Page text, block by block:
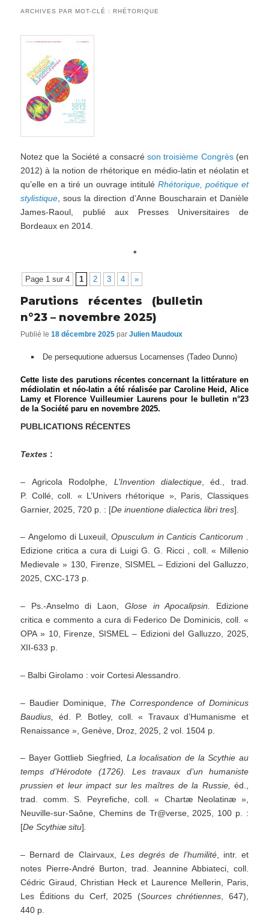
ARCHIVES PAR MOT-CLÉ : RHÉTORIQUE
Notez que la Société a consacré son troisième Congrès(en
2012) à la notion de rhétorique en médio-latin et néolatin et
qu’elle en a tiré un ouvrage intitulé Rhétorique, poétique et
stylistique, sous la direction d’Anne Bouscharain et Danièle
James-Raoul, publié aux Presses Universitaires de
Bordeaux en 2014.
*
Page 1 sur 4 1 2 3 4 »
Parutions récentes (bulletin
n°23 – novembre 2025)
Publié le18 décembre 2025 parJulien Maudoux
De persequutione aduersus Locarnenses (Tadeo Dunno)
Cette liste des parutions récentes concernant la littérature en
médiolatin et néo-latin a été réalisée par Caroline Heid, Alice
Lamy et Florence Vuilleumier Laurens pour le bulletin n°23
de la Société paru en novembre 2025.
PUBLICATIONS RÉCENTES
Textes :
– Agricola Rodolphe, L’Invention dialectique, éd., trad.
P. Collé, coll. « L’Univers rhétorique », Paris, Classiques
Garnier, 2025, 720 p. : [De inuentione dialectica libri tres].
– Angelomo di Luxeuil, Opusculum in Canticis Canticorum .
Edizione critica a cura di Luigi G. G. Ricci , coll. « Millenio
Medievale » 130, Firenze, SISMEL – Edizioni del Galluzzo,
2025, CXC-173 p.
– Ps.-Anselmo di Laon, Glose in Apocalipsin. Edizione
critica e commento a cura di Federico De Dominicis, coll. «
OPA » 10, Firenze, SISMEL – Edizioni del Galluzzo, 2025,
XII-633 p.
– Balbi Girolamo : voir Cortesi Alessandro.
– Baudier Dominique, The Correspondence of Dominicus
Baudius,
éd. P. Botley, coll. « Travaux d’Humanisme et
Renaissance », Genève, Droz, 2025, 2 vol. 1504 p.
– Bayer Gottlieb Siegfried, La localisation de la Scythie au
temps d’Hérodote (1726). Les travaux d’un humaniste
prussien et leur impact sur les maîtres de la Russie, éd.,
trad. comm. S. Peyrefiche, coll. « Chartæ Neolatinæ »,
Neuville-sur-Saône, Chemins de Tr@verse, 2025, 100 p. :
[De Scythiæ situ].
– Bernard de Clairvaux, Les degrés de l’humilité, intr. et
notes Pierre-André Burton, trad. Jeannine Abbiateci, coll.
Cédric Giraud, Christian Heck et Laurence Mellerin, Paris,
Les Éditions du Cerf, 2025 (Sources chrétiennes , 647),
440 p.